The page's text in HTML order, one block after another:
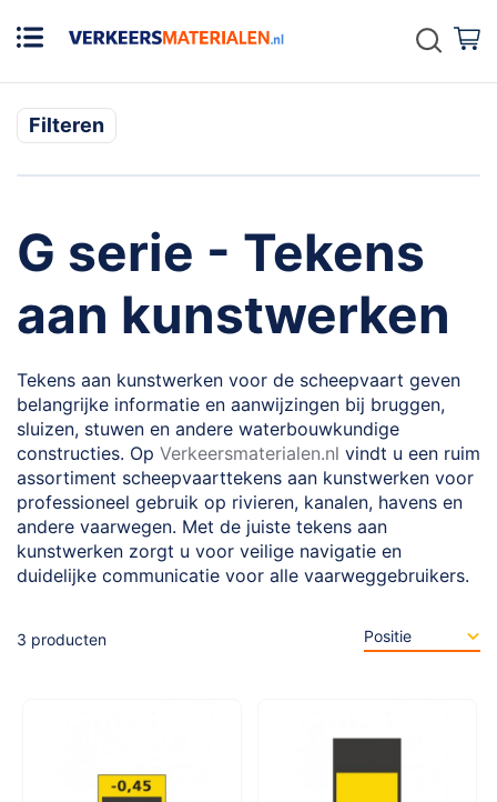
Zoek
G serie - Tekens
aan kunstwerken
Tekens aan kunstwerken voor de scheepvaart geven
belangrijke informatie en aanwijzingen bij bruggen,
sluizen, stuwen en andere waterbouwkundige
constructies. Op Verkeersmaterialen.nl vindt u een ruim
assortiment scheepvaarttekens aan kunstwerken voor
professioneel gebruik op rivieren, kanalen, havens en
andere vaarwegen. Met de juiste tekens aan
kunstwerken zorgt u voor veilige navigatie en
duidelijke communicatie voor alle vaarweggebruikers.
3 producten
Filteren